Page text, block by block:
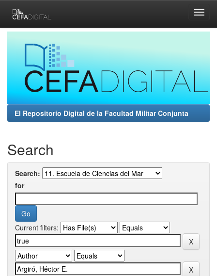
navigation
El Repositorio Digital de la Facultad Militar Conjunta
Search
Search:
for
Current filters: